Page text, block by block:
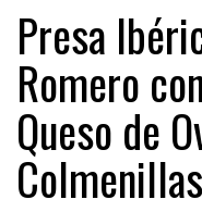
Presa
Romero
Queso de